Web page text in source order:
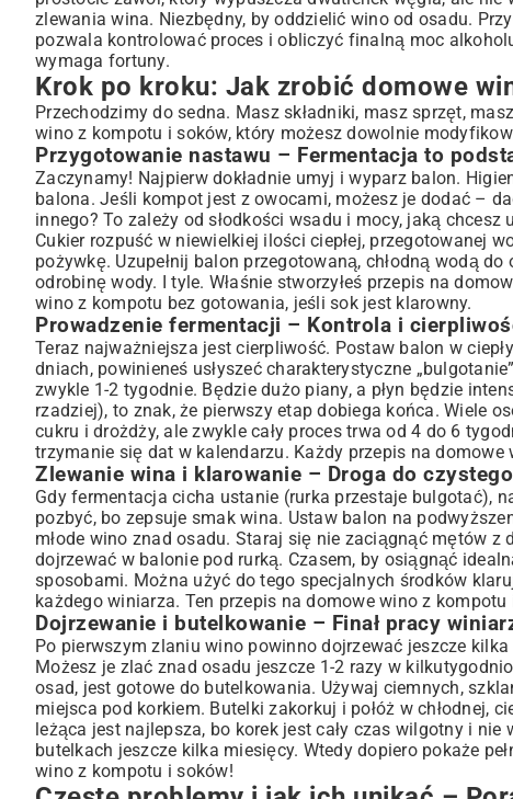
zlewania wina. Niezbędny, by oddzielić wino od osadu.
pozwala kontrolować proces i obliczyć finalną moc
wymaga fortuny.
Krok po kroku: Jak zrobić domowe
Przechodzimy do sedna. Masz składniki, masz sprzęt,
wino z kompotu i soków, który możesz dowolnie
Przygotowanie nastawu – Fermentacja to
Zaczynamy! Najpierw dokładnie umyj i wyparz balon.
balona. Jeśli kompot jest z owocami, możesz je dodać –
innego? To zależy od słodkości wsadu i mocy, jaką
Cukier rozpuść w niewielkiej ilości ciepłej, przegotowanej
pożywkę. Uzupełnij balon przegotowaną, chłodną wodą
odrobinę wody. I tyle. Właśnie stworzyłeś przepis na
wino z kompotu bez gotowania, jeśli sok jest klarowny.
Prowadzenie fermentacji – Kontrola i
Teraz najważniejsza jest cierpliwość. Postaw balon w
dniach, powinieneś usłyszeć charakterystyczne
zwykle 1-2 tygodnie. Będzie dużo piany, a płyn będzie
rzadziej), to znak, że pierwszy etap dobiega końca. Wiele
cukru i drożdży, ale zwykle cały proces trwa od 4 do 6
trzymanie się dat w kalendarzu. Każdy przepis na
Zlewanie wina i klarowanie – Droga do
Gdy fermentacja cicha ustanie (rurka przestaje bulgotać),
pozbyć, bo zepsuje smak wina. Ustaw balon na
młode wino znad osadu. Staraj się nie zaciągnąć mętów
dojrzewać w balonie pod rurką. Czasem, by osiągnąć
sposobami. Można użyć do tego specjalnych środków
każdego winiarza. Ten przepis na domowe wino z
Dojrzewanie i butelkowanie – Finał pracy
Po pierwszym zlaniu wino powinno dojrzewać jeszcze
Możesz je zlać znad osadu jeszcze 1-2 razy w
osad, jest gotowe do butelkowania. Używaj ciemnych,
miejsca pod korkiem. Butelki zakorkuj i połóż w chłodnej,
leżąca jest najlepsza, bo korek jest cały czas wilgotny i
butelkach jeszcze kilka miesięcy. Wtedy dopiero pokaże
wino z kompotu i soków!